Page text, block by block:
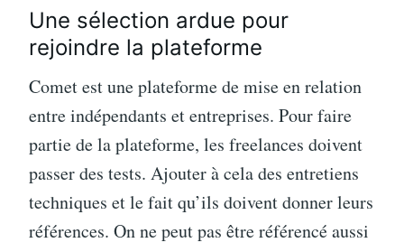
Une sélection ardue pour
rejoindre la plateforme
Comet est une plateforme de mise en relation
entre indépendants et entreprises. Pour faire
partie de la plateforme, les freelances doivent
passer des tests. Ajouter à cela des entretiens
techniques et le fait qu’ils doivent donner leurs
références. On ne peut pas être référencé aussi